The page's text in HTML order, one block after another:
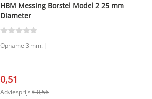
HBM Messing Borstel Model 2 25 mm
Diameter
Opname 3 mm. |
0,51
Adviesprijs € 0,56